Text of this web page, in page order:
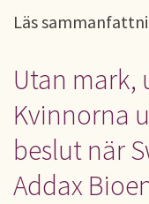
Läs
Utan mark,
Kvinnorna
beslut när
Addax